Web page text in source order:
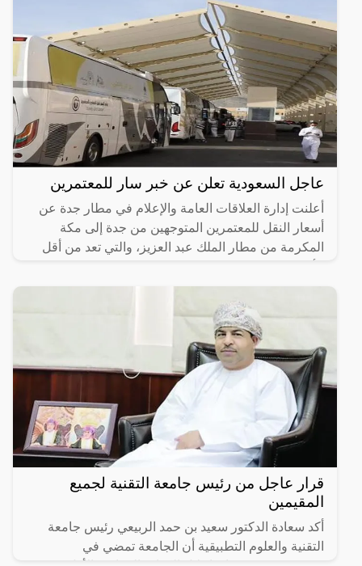
عاجل السعودية تعلن عن خبر سار للمعتمرين
أعلنت إدارة العلاقات العامة والإعلام في مطار جدة عن
أسعار النقل للمعتمرين المتوجهين من جدة إلى مكة
المكرمة من مطار الملك عبد العزيز، والتي تعد من أقل
قرار عاجل من رئيس جامعة التقنية لجميع
المقيمين
أكد سعادة الدكتور سعيد بن حمد الربيعي رئيس جامعة
التقنية والعلوم التطبيقية أن الجامعة تمضي في